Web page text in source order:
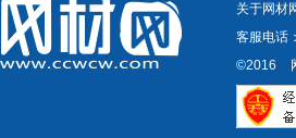
关于网材
客服电话
©2016